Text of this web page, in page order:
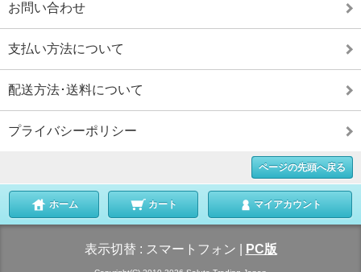
お問い合わせ
支払い方法について
配送方法･送料について
プライバシーポリシー
ページの先頭へ戻る
ホーム カート マイアカウント
表示切替 : スマートフォン PC版